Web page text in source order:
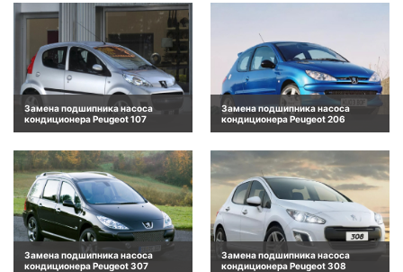
Замена подшипника насоса
кондиционера Peugeot 107
Замена подшипника насоса
кондиционера Peugeot 206
Замена подшипника насоса
кондиционера Peugeot 307
Замена подшипника насоса
кондиционера Peugeot 308